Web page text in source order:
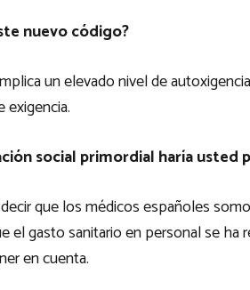
nuevo código?
un elevado nivel de
exigencia.
social primordial haría usted
que los médicos españoles
el gasto sanitario en personal se
en cuenta.